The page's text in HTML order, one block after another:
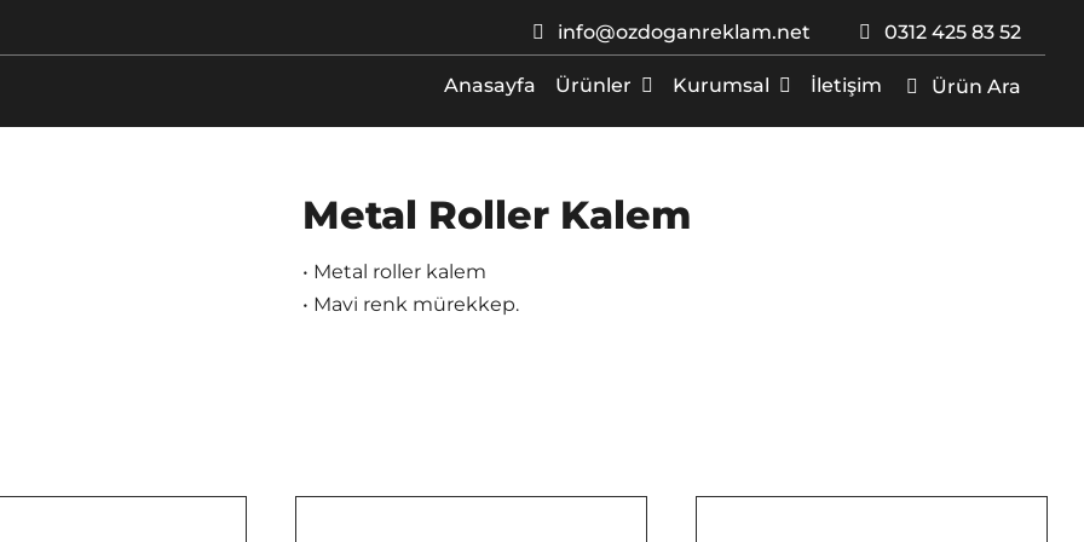
info@ozdoganreklam.net 0312 425 83 52
Anasayfa Ürünler Kurumsal İletişim Ürün Ara
Metal Roller Kalem
• Metal roller kalem
• Mavi renk mürekkep.